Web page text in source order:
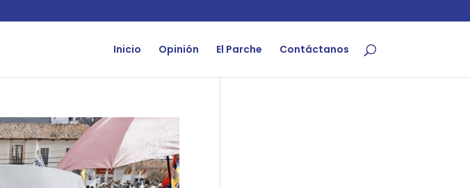
Inicio Opinión El Parche Contáctanos